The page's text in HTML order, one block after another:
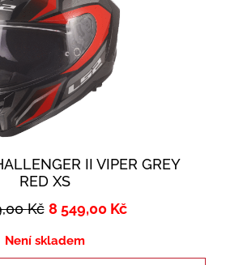
II VIPER GREY
RED XS
Kč 8 549,00 Kč
Není skladem